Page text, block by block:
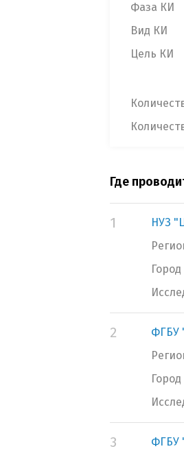
Фаза КИ
Вид КИ
Цель КИ
Где
1
НУЗ
Город
2
ФГБУ
Город
3
ФГБУ